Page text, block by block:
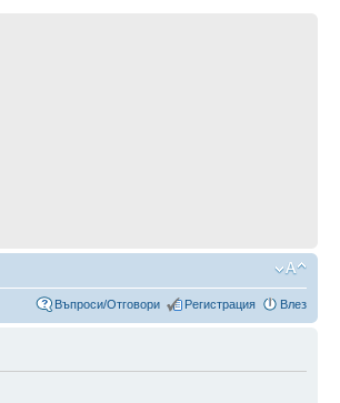
Въпроси/Отговори Регистрация Влез